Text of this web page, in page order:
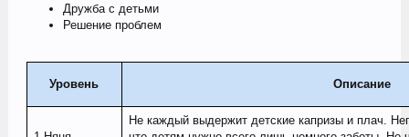
Дружба с детьми
Решение проблем
Уровень Описание
Не каждый выдержит детские капризы и плач.